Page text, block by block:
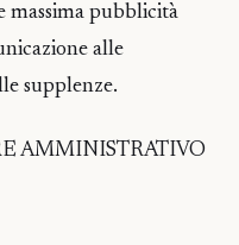
massima pubblicità
alle
supplenze.